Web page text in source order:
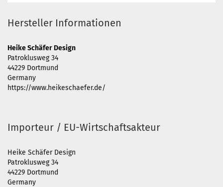
Hersteller Informationen
Heike Schäfer Design
Patroklusweg 34
44229 Dortmund
Germany
https://www.heikeschaefer.de/
Importeur / EU-Wirtschaftsakteur
Heike Schäfer Design
Patroklusweg 34
44229 Dortmund
Germany